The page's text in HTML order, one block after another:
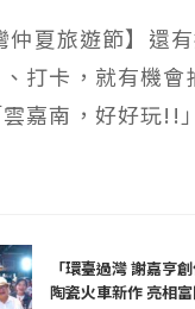
仲夏旅遊節】還
打卡，就有機會
嘉南，好好玩!!
「環臺過灣 謝嘉亨創
陶瓷火車新作 亮相